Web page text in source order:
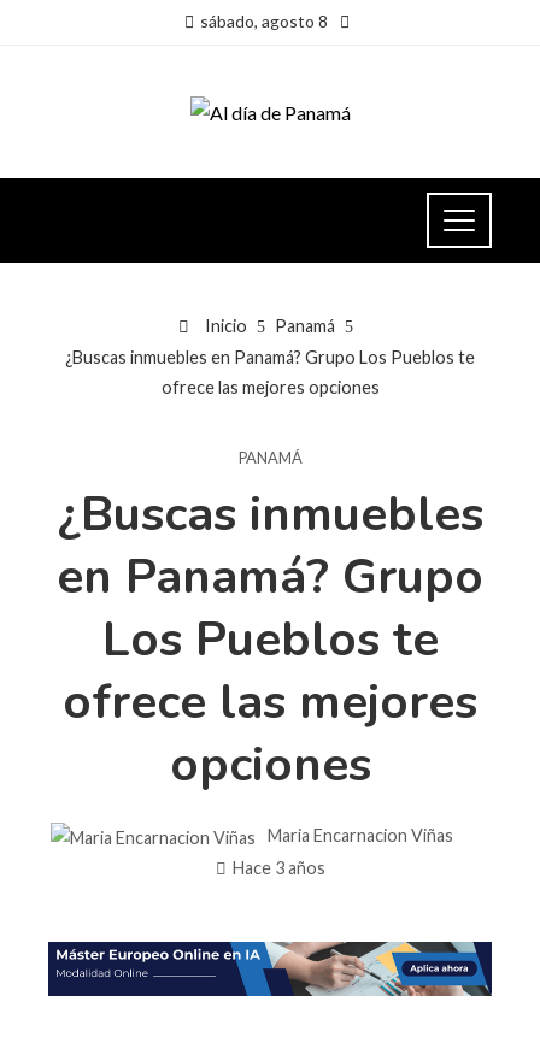
sábado, agosto 8
Inicio
Panamá
¿Buscas inmuebles en Panamá? Grupo Los Pueblos te
ofrece las mejores opciones
PANAMÁ
¿Buscas inmuebles
en Panamá? Grupo
Los Pueblos te
ofrece las mejores
opciones
Maria Encarnacion Viñas
Hace 3 años